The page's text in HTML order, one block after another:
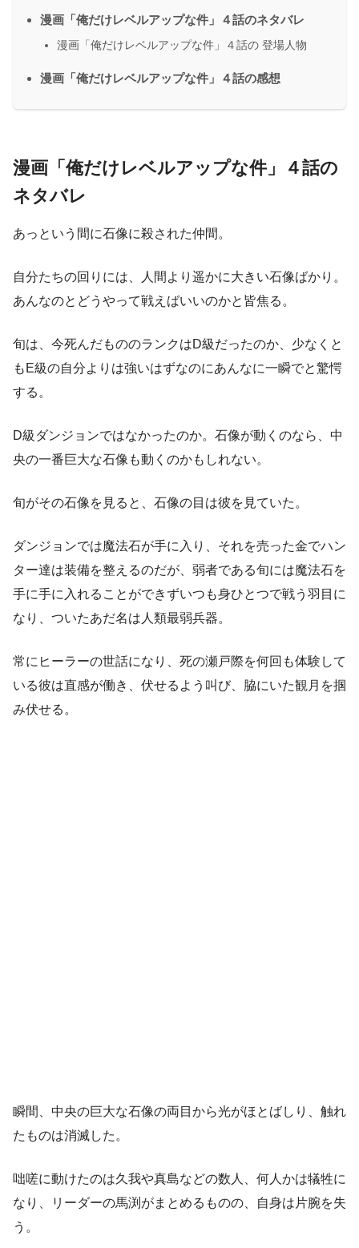
漫画「俺だけレベルアップな件」４話のネタバレ
漫画「俺だけレベルアップな件」４話の 登場人物
漫画「俺だけレベルアップな件」４話の感想
漫画「俺だけレベルアップな件」４話の
ネタバレ
あっという間に石像に殺された仲間。
自分たちの回りには、人間より遥かに大きい石像ばかり。
あんなのとどうやって戦えばいいのかと皆焦る。
旬は、今死んだもののランクはD級だったのか、少なくと
もE級の自分よりは強いはずなのにあんなに一瞬でと驚愕
する。
D級ダンジョンではなかったのか。石像が動くのなら、中
央の一番巨大な石像も動くのかもしれない。
旬がその石像を見ると、石像の目は彼を見ていた。
ダンジョンでは魔法石が手に入り、それを売った金でハン
ター達は装備を整えるのだが、弱者である旬には魔法石を
手に手に入れることができずいつも身ひとつで戦う羽目に
なり、ついたあだ名は人類最弱兵器。
常にヒーラーの世話になり、死の瀬戸際を何回も体験して
いる彼は直感が働き、伏せるよう叫び、脇にいた観月を掴
み伏せる。
瞬間、中央の巨大な石像の両目から光がほとばしり、触れ
たものは消滅した。
咄嗟に動けたのは久我や真島などの数人、何人かは犠牲に
なり、リーダーの馬渕がまとめるものの、自身は片腕を失
う。